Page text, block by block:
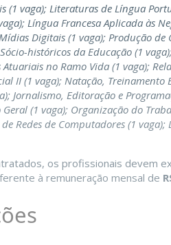
(1 vaga); Literaturas de Língua
Língua Francesa Aplicada às
Digitais (1 vaga); Produção
históricos da Educação (1
Atuariais no Ramo Vida (1 vaga);
II (1 vaga); Natação, Treinamento
Jornalismo, Editoração e
(1 vaga); Organização do
Redes de Computadores (1
os profissionais devem
à remuneração mensal de